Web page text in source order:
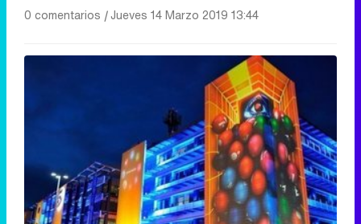
0 comentarios |Jueves 14 Marzo 2019 13:44